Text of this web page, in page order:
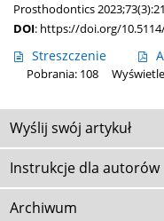
Prosthodontics
DOI: https://doi.org/
Streszczenie
Pobrania: 108
Wyślij swój artykuł
Instrukcje dla autorów
Archiwum